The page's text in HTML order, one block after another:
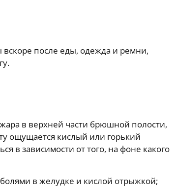
после еды, одежда и ремни,
в верхней части брюшной полости,
ощущается кислый или горький
в зависимости от того, на фоне какого
в желудке и кислой отрыжкой;